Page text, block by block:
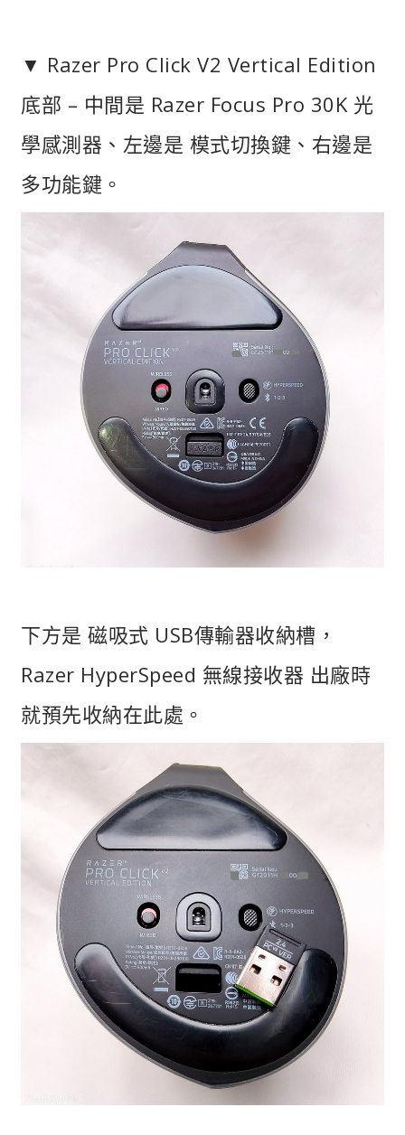
▼ Razer Pro Click V2 Vertical Edition
底部 – 中間是 Razer Focus Pro 30K 光
學感測器、左邊是 模式切換鍵、右邊是
多功能鍵。
下方是 磁吸式 USB傳輸器收納槽，
Razer HyperSpeed 無線接收器 出廠時
就預先收納在此處。